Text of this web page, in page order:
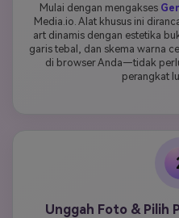
Mulai dengan mengakses
Media.io. Alat khusus ini
art dinamis dengan estetika
garis tebal, dan skema warna
di browser Anda—tidak
perangkat
Unggah Foto & Pilih